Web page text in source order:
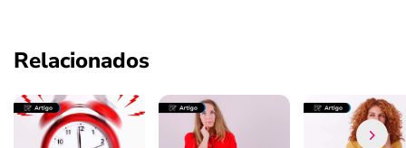
Relacionados